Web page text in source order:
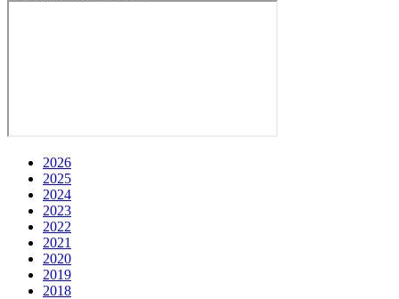
2026
2025
2024
2023
2022
2021
2020
2019
2018